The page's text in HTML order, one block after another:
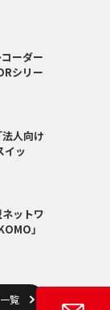
ーダー
シリー
人向け
イッ
ットワ
」
覧